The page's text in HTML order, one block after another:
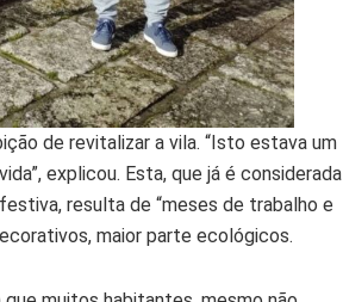
de revitalizar a vila. “Isto estava um
explicou. Esta, que já é considerada
resulta de “meses de trabalho e
maior parte ecológicos.